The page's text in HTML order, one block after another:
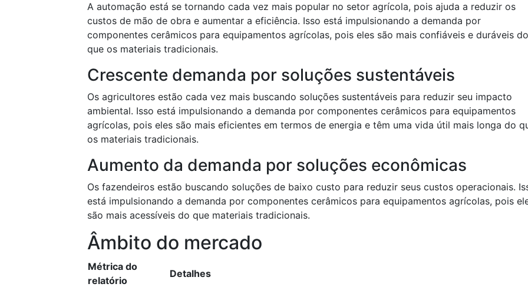
A automação está se tornando cada vez mais popular no setor agrícola, pois ajuda a reduzir os
custos de mão de obra e aumentar a eficiência. Isso está impulsionando a demanda por
componentes cerâmicos para equipamentos agrícolas, pois eles são mais confiáveis e duráveis do
que os materiais tradicionais.
Crescente demanda por soluções sustentáveis
Os agricultores estão cada vez mais buscando soluções sustentáveis para reduzir seu impacto
ambiental. Isso está impulsionando a demanda por componentes cerâmicos para equipamentos
agrícolas, pois eles são mais eficientes em termos de energia e têm uma vida útil mais longa do
os materiais tradicionais.
Aumento da demanda por soluções econômicas
Os fazendeiros estão buscando soluções de baixo custo para reduzir seus custos operacionais.
está impulsionando a demanda por componentes cerâmicos para equipamentos agrícolas, pois
são mais acessíveis do que materiais tradicionais.
Âmbito do mercado
Métrica do
relatório
Detalhes